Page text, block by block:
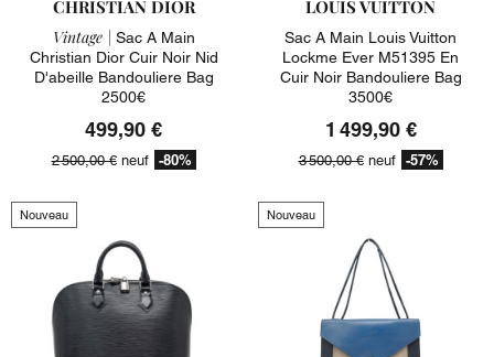
CHRISTIAN DIOR
Vintage | Sac A Main
Christian Dior Cuir Noir Nid
D'abeille Bandouliere Bag
2500€
499,90 €
2 500,00 €neuf -80%
LOUIS VUITTON
Sac A Main Louis Vuitton
Lockme Ever M51395 En
Cuir Noir Bandouliere Bag
3500€
1 499,90 €
3 500,00 €neuf -57%
Nouveau Nouveau